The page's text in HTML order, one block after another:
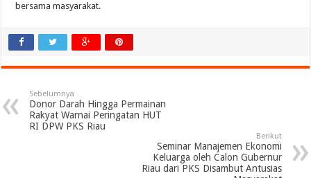
bersama masyarakat.
Sebelumnya
Donor Darah Hingga Permainan
Rakyat Warnai Peringatan HUT
RI DPW PKS Riau
Berikut
Seminar Manajemen Ekonomi
Keluarga oleh Calon Gubernur
Riau dari PKS Disambut Antusias